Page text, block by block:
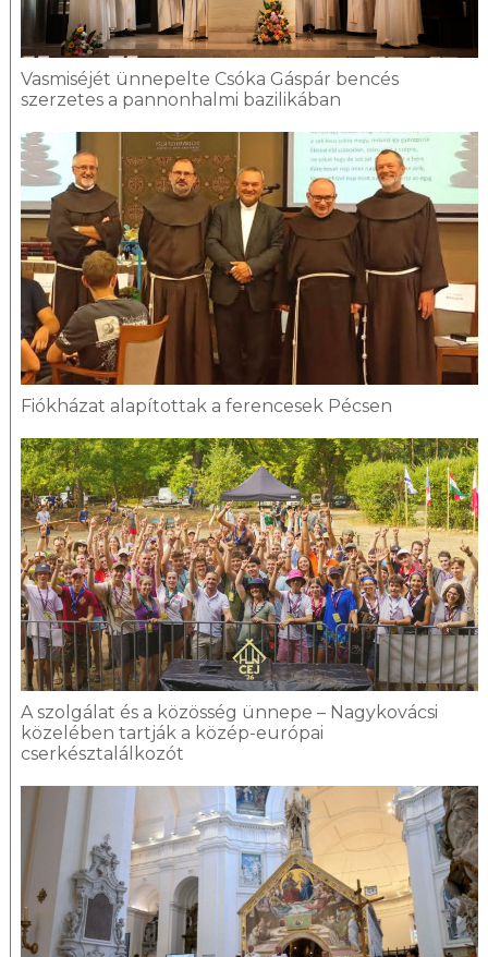
Vasmiséjét ünnepelte Csóka Gáspár bencés
szerzetes a pannonhalmi bazilikában
Fiókházat alapítottak a ferencesek Pécsen
A szolgálat és a közösség ünnepe – Nagykovácsi
közelében tartják a közép-európai
cserkésztalálkozót